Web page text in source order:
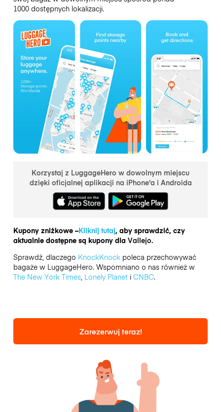
1000 dostępnych lokalizacji.
Korzystaj z LuggageHero w dowolnym miejscu
dzięki oficjalnej aplikacji na iPhone'a i Androida
Kupony zniżkowe –Kliknij tutaj, aby sprawdzić, czy
aktualnie dostępne są kupony dla Vallejo.
Sprawdź, dlaczego KnockKnockpoleca przechowywać
bagaże w LuggageHero. Wspomniano o nas również w
The New York Times, Lonely Planeti CNBC.
Zarezerwuj teraz!